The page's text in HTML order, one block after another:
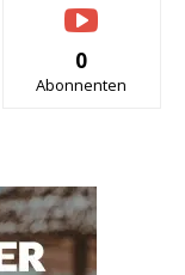
0
Abonnenten